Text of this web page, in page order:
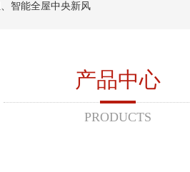
智能全屋中央新风
产品中心
PRODUCTS